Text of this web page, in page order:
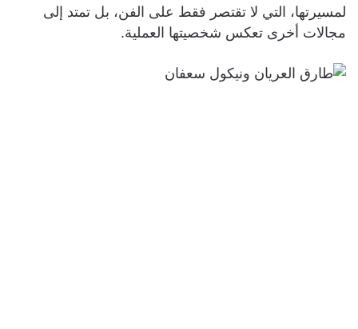
لمسيرتها، التي لا تقتصر فقط على الفن، بل تمتد إلى
مجالات أخرى تعكس شخصيتها العملية.